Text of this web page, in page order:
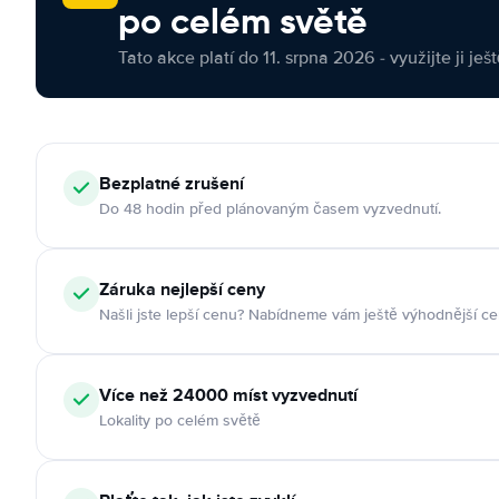
po celém světě
Tato akce platí do 11. srpna 2026 - využijte ji
Bezplatné zrušení
Do 48 hodin před plánovaným časem vyzvednutí.
Záruka nejlepší ceny
Našli jste lepší cenu? Nabídneme vám ještě výhodnější
Více než 24000 míst vyzvednutí
Lokality po celém světě